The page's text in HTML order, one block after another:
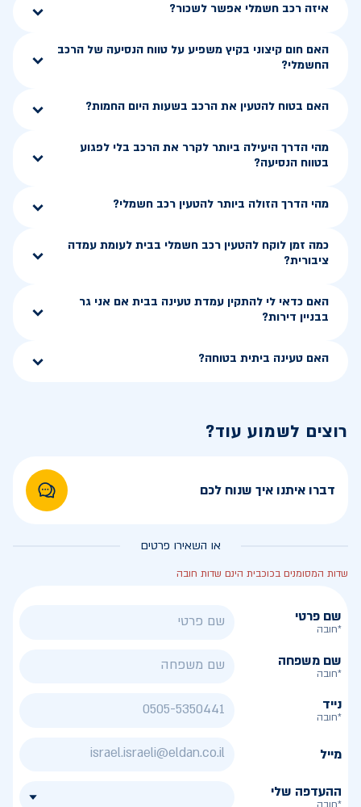
איזה רכב חשמלי אפשר לשכור?
האם חום קיצוני בקיץ משפיע על טווח הנסיעה של הרכב
החשמלי?
האם בטוח להטעין את הרכב בשעות היום החמות?
מהי הדרך היעילה ביותר לקרר את הרכב בלי לפגוע
בטווח הנסיעה?
מהי הדרך הזולה ביותר להטעין רכב חשמלי?
כמה זמן לוקח להטעין רכב חשמלי בבית לעומת עמדה
ציבורית?
האם כדאי לי להתקין עמדת טעינה בבית אם אני גר
בבניין דירות?
האם טעינה ביתית בטוחה?
רוצים לשמוע עוד?
דברו איתנו איך שנוח לכם
או השאירו פרטים
שדות המסומנים בכוכבית הינם שדות חובה
שם פרטי
*חובה
שם משפחה
*חובה
נייד
*חובה
מייל
ההעדפה שלי